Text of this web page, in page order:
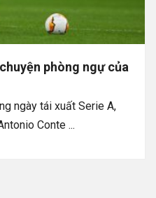
phòng ngự của
ngày tái xuất Serie A,
Conte ...